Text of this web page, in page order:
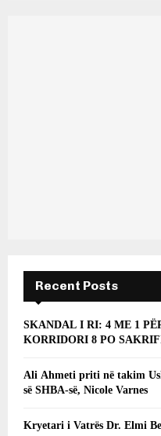
Recent Posts
SKANDAL I RI: 4 ME 1
KORRIDORI 8 PO
Ali Ahmeti priti në takim
së SHBA-së, Nicole Varnes
Kryetari i Vatrës Dr. Elmi